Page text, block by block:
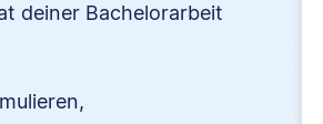
deiner Bachelorarbeit